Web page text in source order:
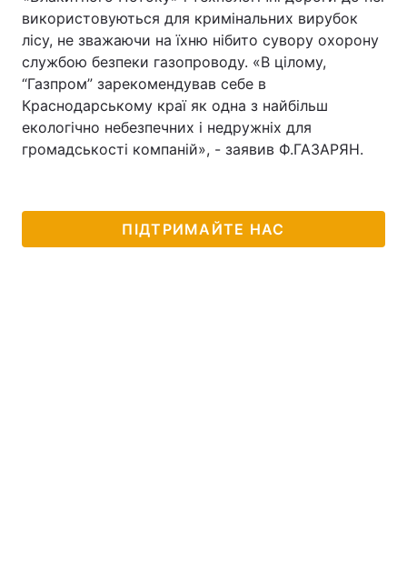
використовуються для кримінальних вирубок
лісу, не зважаючи на їхню нібито сувору охорону
службою безпеки газопроводу. «В цілому,
“Газпром” зарекомендував себе в
Краснодарському краї як одна з найбільш
екологічно небезпечних і недружніх для
громадськості компаній», - заявив Ф.ГАЗАРЯН.
ПІДТРИМАЙТЕ НАС